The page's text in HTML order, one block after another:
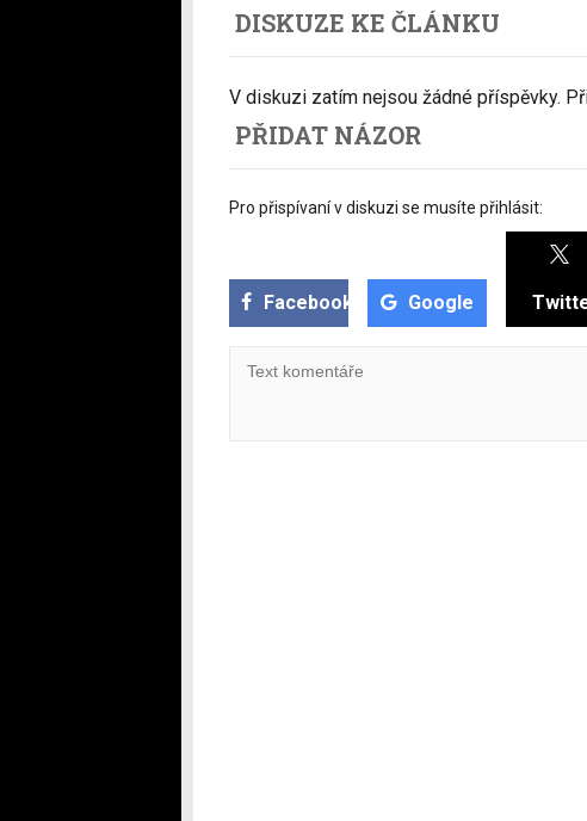
DISKUZE KE ČLÁNKU
V diskuzi zatím nejsou žádné příspěvky.
PŘIDAT NÁZOR
Pro přispívaní v diskuzi se musíte přihlásit:
Facebook Google